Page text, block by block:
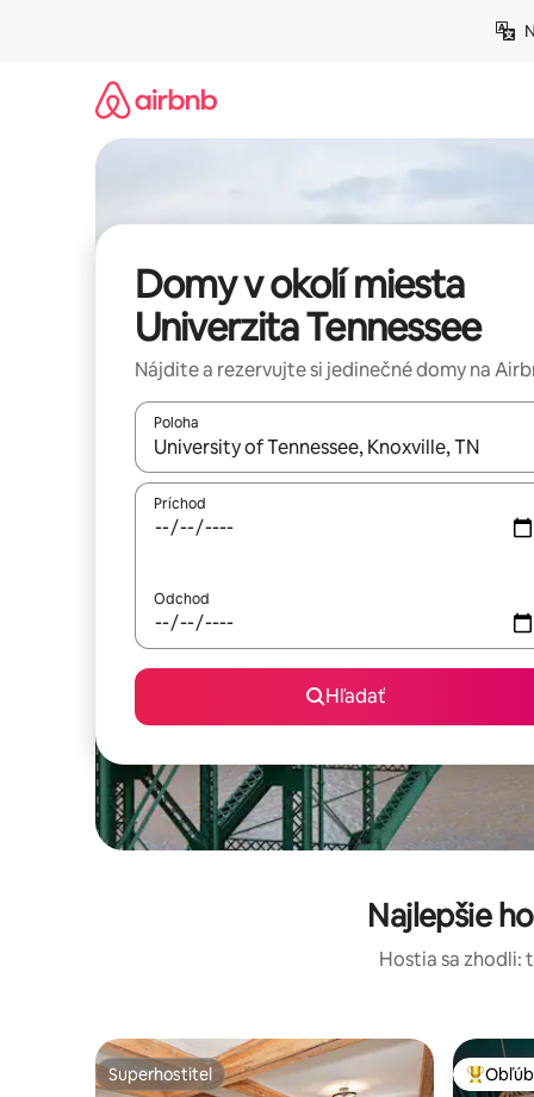
Domy v okolí miesta
Univerzita Tennessee
Nájdite a rezervujte si jedinečné domy na
Poloha
Keď budú výsledky k dispozícii, môžete si ich
Príchod
Odchod
Hľadať
Najlepšie
Hostia sa zhodli:
Superhostiteľ
Superhostiteľ